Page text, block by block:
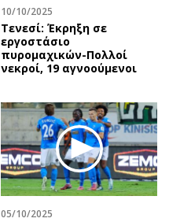
10/10/2025
Τενεσί: Έκρηξη σε
εργοστάσιο
πυρομαχικών-Πολλοί
νεκροί, 19 αγνοούμενοι
05/10/2025